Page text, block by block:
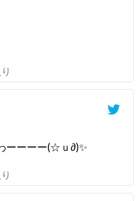
ーーーー(☆ｕ∂)✨